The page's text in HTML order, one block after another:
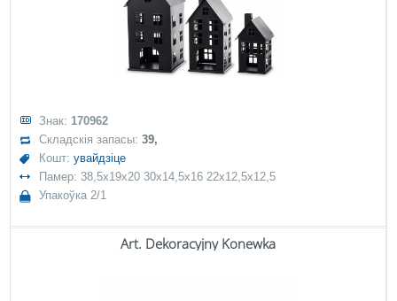
Знак: 170962
Складскія запасы:39,
Кошт:увайдзіце
Памер: 38,5x19x20 30x14,5x16 22x12,5x12,5
Упакоўка 2/1
Art. Dekoracyjny Konewka